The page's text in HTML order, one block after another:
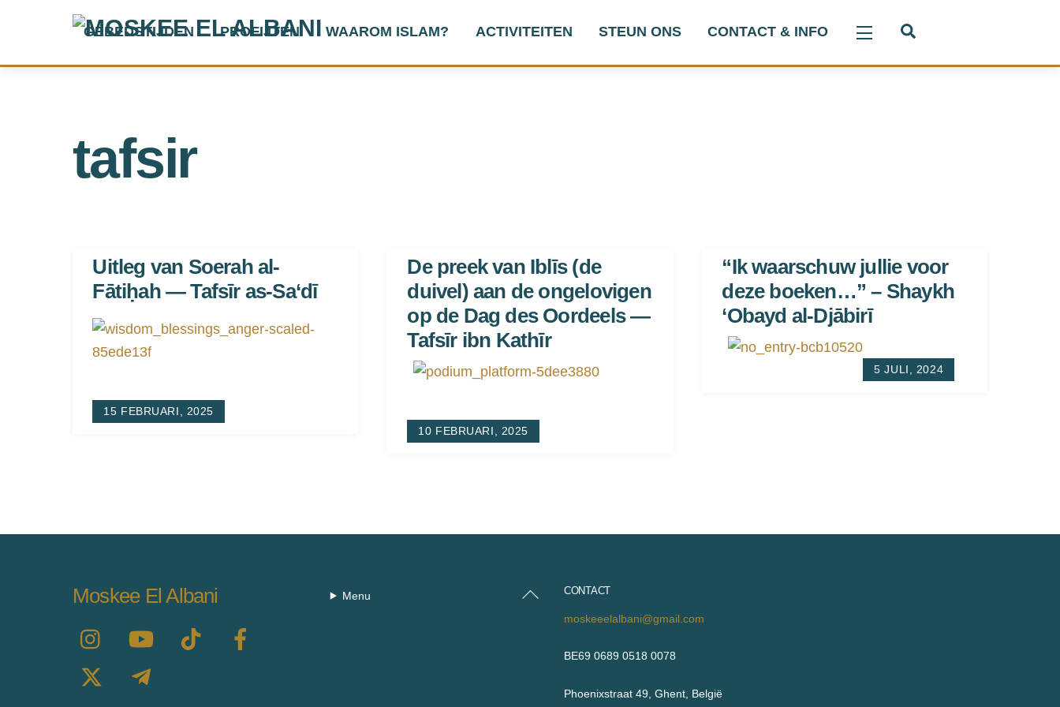
GEBEDSTIJDEN PROFIJTEN WAAROM ISLAM? ACTIVITEITEN STEUN ONS CONTACT & INFO Widgets
tafsir
15 FEBRUARI, 2025
Uitleg van Soerah al-
Fātiḥah — Tafsīr as-Sa‘dī
10 FEBRUARI, 2025
De preek van Iblīs (de
duivel) aan de ongelovigen
op de Dag des Oordeels —
Tafsīr ibn Kathīr
5 JULI, 2024
“Ik waarschuw jullie voor
deze boeken…” – Shaykh
‘Obayd al-Djābirī
Back
Moskee El Albani Menu CONTACT
moskeeelalbani@gmail.com
BE69 0689 0518 0078
Phoenixstraat 49, Ghent, België